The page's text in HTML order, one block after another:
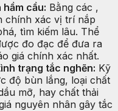
cầu: Bằng các ,
chính xác vị trí nắp
tìm kiếm lâu. Thể
đo đạc để đưa ra
giá chính xác nhất.
trạng tắc nghẽn: Kỹ
độ bùn lắng, loại chất
mỡ, hay chất thải
nguyên nhân gây tắc